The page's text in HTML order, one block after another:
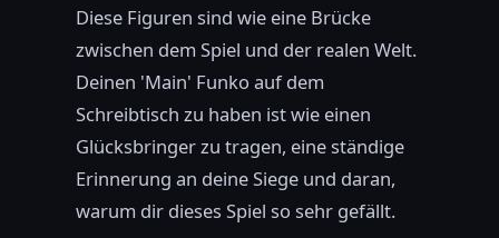
Diese Figuren sind wie eine Brücke
zwischen dem Spiel und der realen Welt.
Deinen 'Main' Funko auf dem
Schreibtisch zu haben ist wie einen
Glücksbringer zu tragen, eine ständige
Erinnerung an deine Siege und daran,
warum dir dieses Spiel so sehr gefällt.